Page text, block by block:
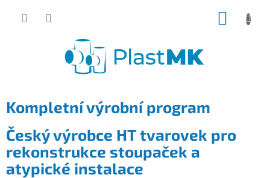
Kompletní výrobní program
Český výrobce HT tvarovek pro
rekonstrukce stoupaček a
atypické instalace